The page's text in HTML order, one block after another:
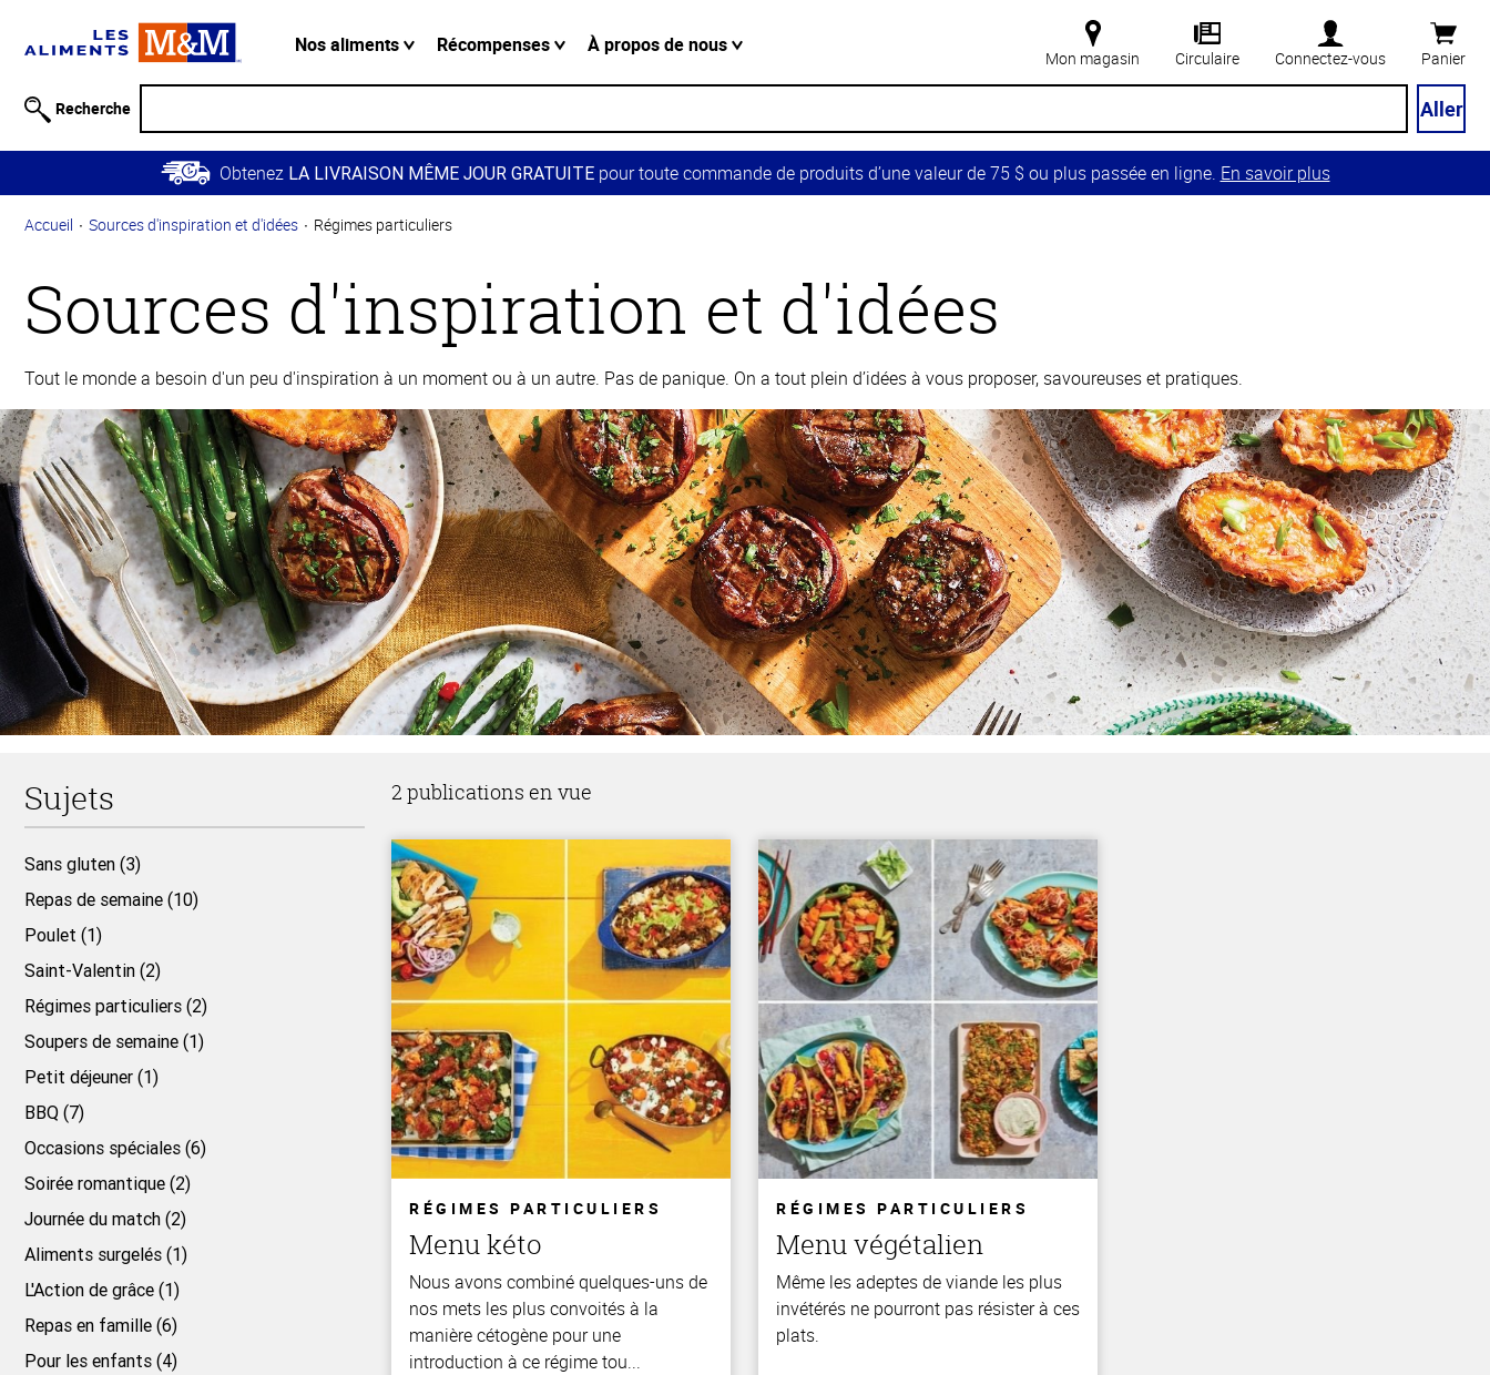
relative à
Passer
contenu
Retour à
Nos aliments Récompenses À propos de nous
Mon magasin Circulaire Connectez-vous Panier
Recherche Aller
Obtenez LA LIVRAISON MÊME JOUR GRATUITEpour toute commande de produits d’une valeur de 75 $ ou plus passée en ligne. En savoir plus
Accueil Sources d'inspiration et d'idées Régimes particuliers
Sources d'inspiration et d'idées
Tout le monde a besoin d'un peu d'inspiration à un moment ou à un autre. Pas de panique. On a tout plein d’idées à vous proposer, savoureuses et pratiques.
2 publications en vue
RÉGIMES PARTICULIERS
Menu kéto
Nous avons combiné quelques-uns de
nos mets les plus convoités à la
manière cétogène pour une
introduction à ce régime tou...
RÉGIMES PARTICULIERS
Menu végétalien
Même les adeptes de viande les plus
invétérés ne pourront pas résister à ces
plats.
Sujets
Sans gluten (3)
Repas de semaine (10)
Poulet (1)
Saint-Valentin (2)
Régimes particuliers (2)
Soupers de semaine (1)
Petit déjeuner (1)
BBQ (7)
Occasions spéciales (6)
Soirée romantique (2)
Journée du match (2)
Aliments surgelés (1)
L'Action de grâce (1)
Repas en famille (6)
Pour les enfants (4)